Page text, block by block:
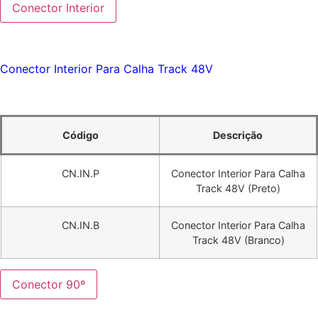
Conector Interior
Conector Interior Para Calha Track 48V
Código Descrição
CN.IN.P
Conector Interior Para Calha
Track 48V (Preto)
CN.IN.B
Conector Interior Para Calha
Track 48V (Branco)
Conector 90º